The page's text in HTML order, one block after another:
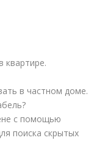
квартире.
в частном доме.
с помощью
поиска скрытых